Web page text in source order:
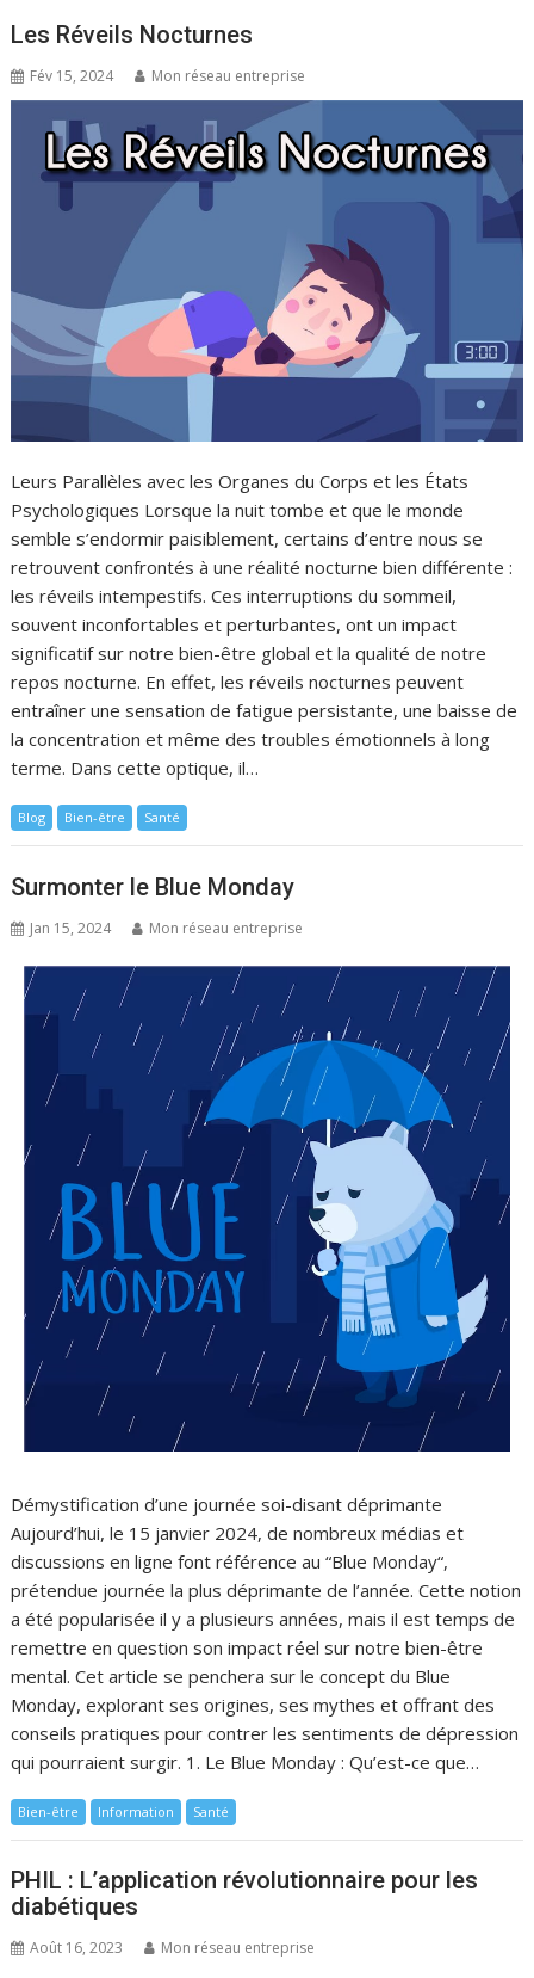
Les Réveils Nocturnes
Fév 15, 2024 Mon réseau entreprise
Leurs Parallèles avec les Organes du Corps et les États
Psychologiques Lorsque la nuit tombe et que le monde
semble s’endormir paisiblement, certains d’entre nous se
retrouvent confrontés à une réalité nocturne bien différente :
les réveils intempestifs. Ces interruptions du sommeil,
souvent inconfortables et perturbantes, ont un impact
significatif sur notre bien-être global et la qualité de notre
repos nocturne. En effet, les réveils nocturnes peuvent
entraîner une sensation de fatigue persistante, une baisse de
la concentration et même des troubles émotionnels à long
terme. Dans cette optique, il…
Blog Bien-être Santé
Surmonter le Blue Monday
Jan 15, 2024 Mon réseau entreprise
Démystification d’une journée soi-disant déprimante
Aujourd’hui, le 15 janvier 2024, de nombreux médias et
discussions en ligne font référence au “Blue Monday“,
prétendue journée la plus déprimante de l’année. Cette notion
a été popularisée il y a plusieurs années, mais il est temps de
remettre en question son impact réel sur notre bien-être
mental. Cet article se penchera sur le concept du Blue
Monday, explorant ses origines, ses mythes et offrant des
conseils pratiques pour contrer les sentiments de dépression
qui pourraient surgir. 1. Le Blue Monday : Qu’est-ce que…
Bien-être Information Santé
PHIL : L’application révolutionnaire pour les
diabétiques
Août 16, 2023 Mon réseau entreprise